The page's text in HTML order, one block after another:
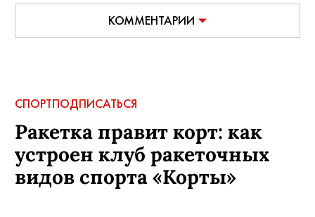
КОММЕНТАРИИ
СПОРТПОДПИСАТЬСЯ
Ракетка правит корт: как
устроен клуб ракеточных
видов спорта «Корты»